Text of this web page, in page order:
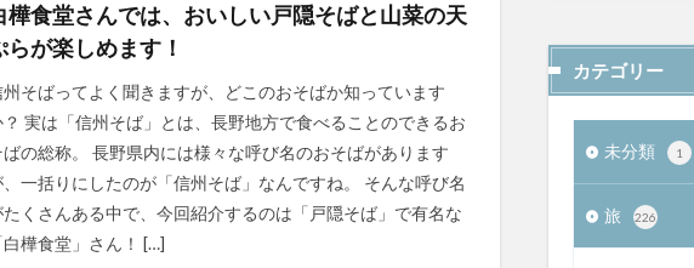
樺食堂さんでは、おいしい戸隠そばと山菜の天
らが楽しめます！
州そばってよく聞きますが、どこのおそばか知っています
？ 実は「信州そば」とは、長野地方で食べることのできるお
ばの総称。 長野県内には様々な呼び名のおそばがあります
、一括りにしたのが「信州そば」なんですね。 そんな呼び名
たくさんある中で、今回紹介するのは「戸隠そば」で有名な
白樺食堂」さん！ […]
カテゴリー
未分類 1
旅 226